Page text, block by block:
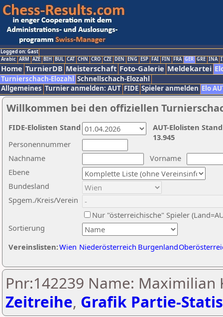
Logged on: Gast
Arabic ARM AZE BIH BUL CAT CHN CRO CZE DEN ENG ESP FAI FIN FRA GER GRE INA
Home TurnierDB Meisterschaft Foto-Galerie Meldekartei
Turnierschach-Elozahl Schnellschach-Elozahl
Allgemeines Turnier anmelden: AUT FIDE Spieler anmelden Elo
Willkommen bei den offiziellen
Nachname
Vorname
Ebene
Sortierung
Personennummer
Bundesland
Spgem./Kreis/Verein
Nur "österreichische" Spieler
Vereinslisten:Wien Niederösterreich Burgenland
AUT-Elolisten
13.945
FIDE-Elolisten Stand
Pnr:142239 Name: Maximilian
Zeitreihe, Grafik Partie-